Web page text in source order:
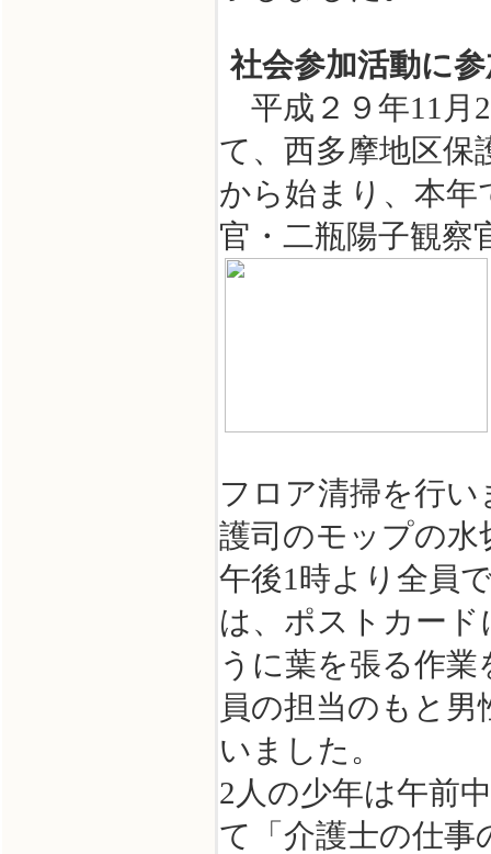
社会参加活動に
平成２９年11月
て、西多摩地区保
から始まり、本年
官・二瓶陽子観察
フロア清掃を行
護司のモップの
午後1時より全員
は、ポストカー
うに葉を張る作
員の担当のもと
いました。
2人の少年は午前
て「介護士の仕事